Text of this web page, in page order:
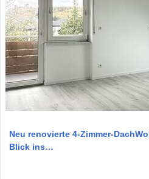
Neu renovierte 4-Zimmer-
Blick ins…